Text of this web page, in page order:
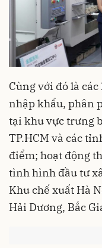
Cùng với đó là
nhập khẩu, phân
tại khu vực trưng
TP.HCM và các
điểm; hoạt động
tình hình đầu tư
Khu chế xuất Hà
Hải Dương, Bắc